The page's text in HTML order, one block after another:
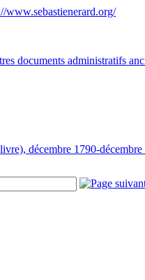
documents administratifs
décembre 1790-